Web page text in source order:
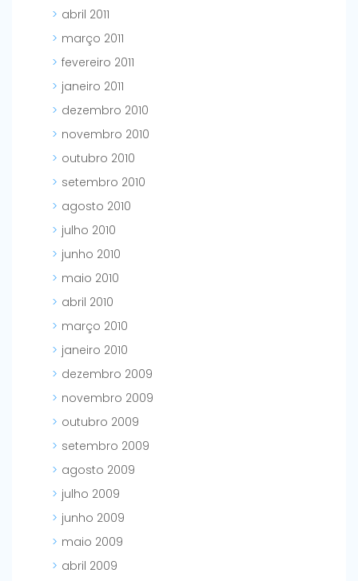
abril 2011
março 2011
fevereiro 2011
janeiro 2011
dezembro 2010
novembro 2010
outubro 2010
setembro 2010
agosto 2010
julho 2010
junho 2010
maio 2010
abril 2010
março 2010
janeiro 2010
dezembro 2009
novembro 2009
outubro 2009
setembro 2009
agosto 2009
julho 2009
junho 2009
maio 2009
abril 2009